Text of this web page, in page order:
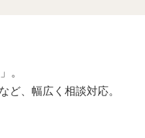
。
ど、幅広く相談対応。